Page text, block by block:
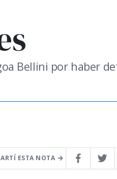
Bellini por haber
ESTA NOTA